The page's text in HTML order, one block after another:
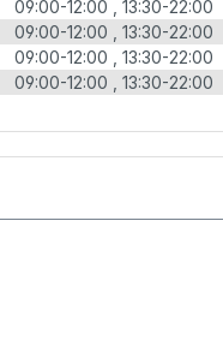
09:00-12:00
13:30-22:00
09:00-12:00
13:30-22:00
09:00-12:00
13:30-22:00
09:00-12:00 13:30-22:00